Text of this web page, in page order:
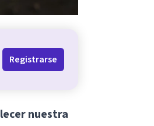
Registrarse
nuestra